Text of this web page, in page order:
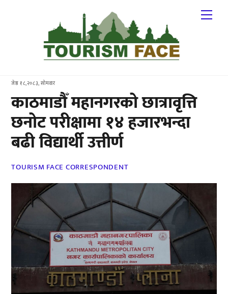
जेष्ठ १८,२०८३, सोमवार
काठमाडौँ महानगरको छात्रावृत्ति
छनोट परीक्षामा १४ हजारभन्दा
बढी विद्यार्थी उत्तीर्ण
TOURISM FACE CORRESPONDENT